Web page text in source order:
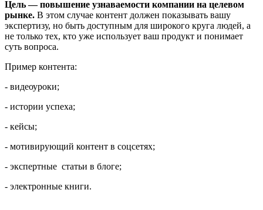
Цель — повышение узнаваемости компании на целевом
рынке. В этом случае контент должен показывать вашу
экспертизу, но быть доступным для широкого круга людей, а
не только тех, кто уже использует ваш продукт и понимает
суть вопроса.
Пример контента:
- видеоуроки;
- истории успеха;
- кейсы;
- мотивирующий контент в соцсетях;
- экспертные статьи в блоге;
- электронные книги.